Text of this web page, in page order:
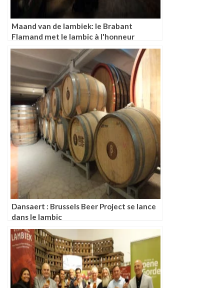
Maand van de lambiek: le Brabant
Flamand met le lambic à l'honneur
Dansaert : Brussels Beer Project se lance
dans le lambic